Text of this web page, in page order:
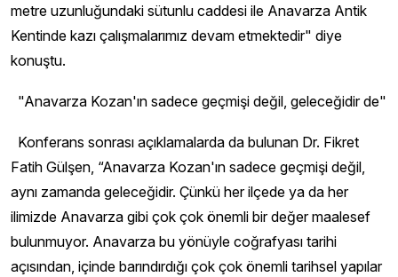
metre uzunluğundaki sütunlu caddesi ile Anavarza Antik
Kentinde kazı çalışmalarımız devam etmektedir" diye
konuştu.
"Anavarza Kozan'ın sadece geçmişi değil, geleceğidir de"
Konferans sonrası açıklamalarda da bulunan Dr. Fikret
Fatih Gülşen, “Anavarza Kozan'ın sadece geçmişi değil,
aynı zamanda geleceğidir. Çünkü her ilçede ya da her
ilimizde Anavarza gibi çok çok önemli bir değer maalesef
bulunmuyor. Anavarza bu yönüyle coğrafyası tarihi
açısından, içinde barındırdığı çok çok önemli tarihsel yapılar